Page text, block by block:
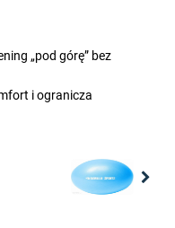
„pod górę” bez
i ogranicza